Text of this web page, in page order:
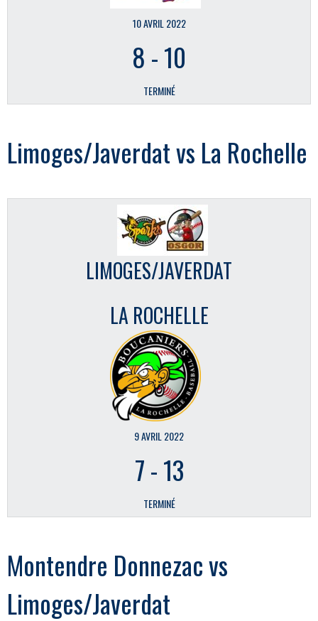
10 AVRIL 2022
8 -10
TERMINÉ
Limoges/Javerdat vs La Rochelle
LIMOGES/JAVERDAT
LA ROCHELLE
9 AVRIL 2022
7-13
TERMINÉ
Montendre Donnezac vs
Limoges/Javerdat